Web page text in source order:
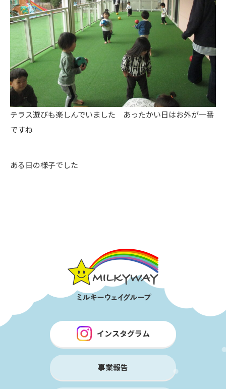
テラス遊びも楽しんでいました あったかい日はお外が一番
ですね
ある日の様子でした
インスタグラム
事業報告